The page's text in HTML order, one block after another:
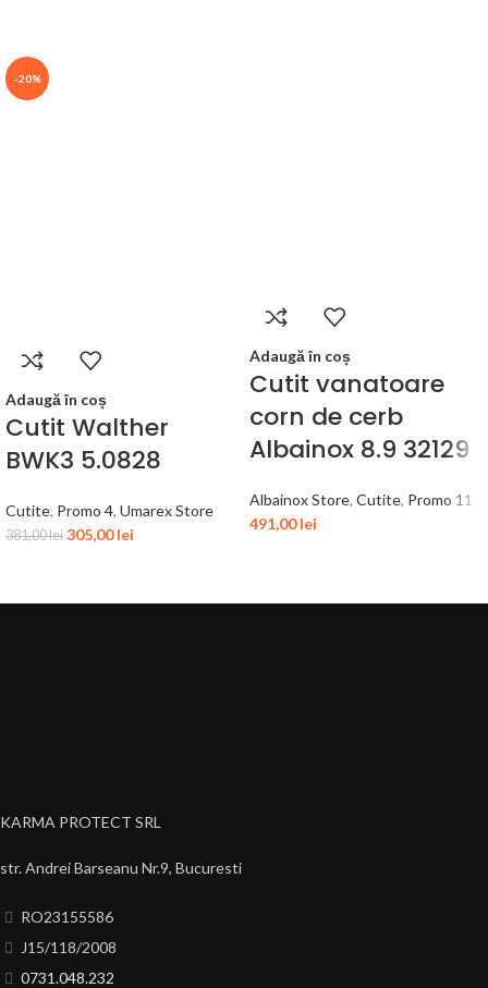
-20%
Adaugă în coș
Cutit Walther
BWK3 5.0828
Cutite, Promo 4, Umarex Store
381,00lei 305,00lei
Adaugă în coș
Cutit vanatoare
corn de cerb
Albainox 8.9 32129
Albainox Store, Cutite, Promo 11
491,00lei
KARMA PROTECT SRL
str. Andrei Barseanu Nr.9, Bucuresti
RO23155586
J15/118/2008
0731.048.232